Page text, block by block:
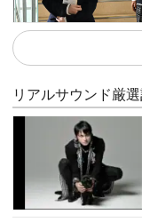
リアルサウンド厳